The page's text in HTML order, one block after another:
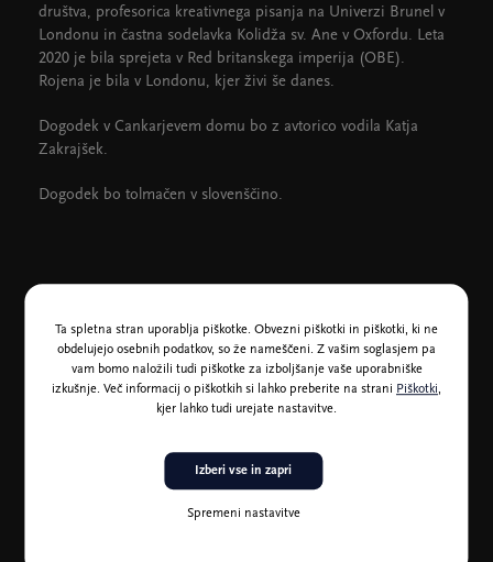
društva, profesorica kreativnega pisanja na Univerzi Brunel v
Londonu in častna sodelavka Kolidža sv. Ane v Oxfordu. Leta
2020 je bila sprejeta v Red britanskega imperija (OBE).
Rojena je bila v Londonu, kjer živi še danes.
Dogodek v Cankarjevem domu bo z avtorico vodila Katja
Zakrajšek.
Dogodek bo tolmačen v slovenščino.
Ta spletna stran uporablja piškotke. Obvezni piškotki in piškotki, ki ne
obdelujejo osebnih podatkov, so že nameščeni. Z vašim soglasjem pa
vam bomo naložili tudi piškotke za izboljšanje vaše uporabniške
izkušnje. Več informacij o piškotkih si lahko preberite na strani Piškotki,
kjer lahko tudi urejate nastavitve.
Spremeni nastavitve
Izberi vse in zapri